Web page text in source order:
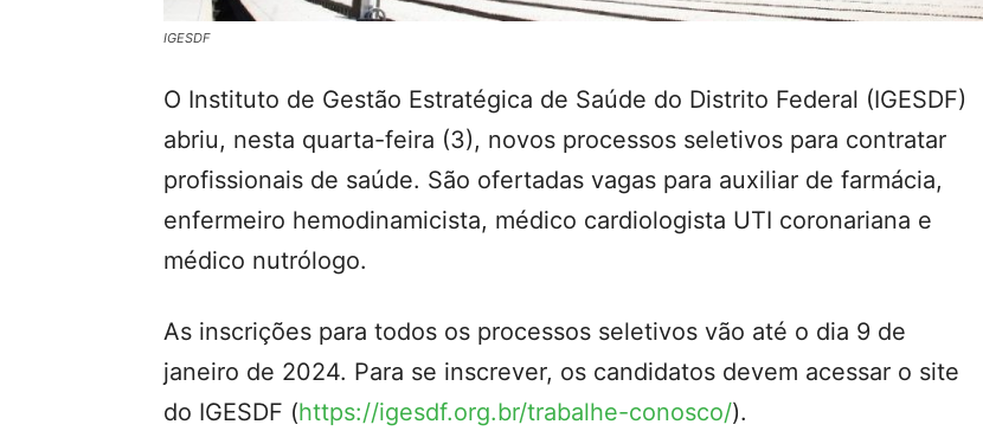
IGESDF
O Instituto de Gestão Estratégica de Saúde do Distrito Federal (IGESDF)
abriu, nesta quarta-feira (3), novos processos seletivos para contratar
profissionais de saúde. São ofertadas vagas para auxiliar de farmácia,
enfermeiro hemodinamicista, médico cardiologista UTI coronariana e
médico nutrólogo.
As inscrições para todos os processos seletivos vão até o dia 9 de
janeiro de 2024. Para se inscrever, os candidatos devem acessar o site
do IGESDF (https://igesdf.org.br/trabalhe-conosco/).